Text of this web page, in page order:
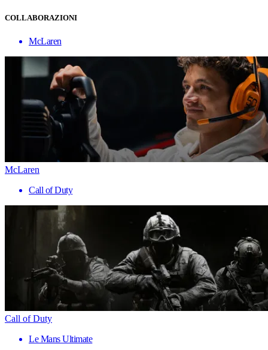
COLLABORAZIONI
McLaren
McLaren
Call of Duty
Call of Duty
Le Mans Ultimate